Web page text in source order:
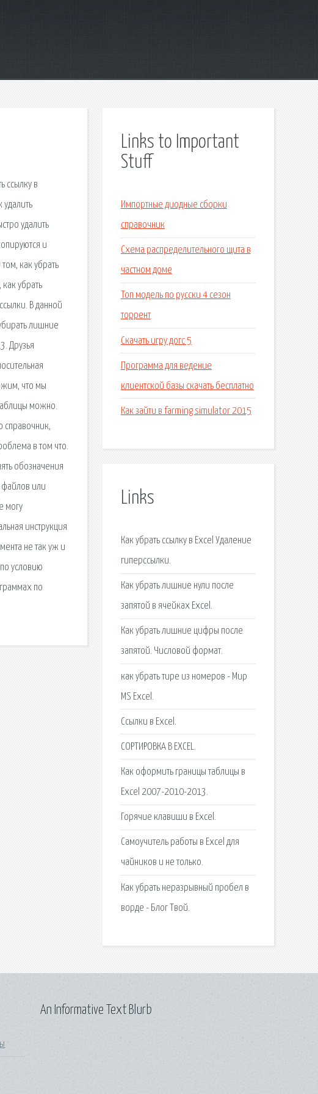
ссылку в
удалить
удалить
и
как убрать
убрать
В данной
лишние
Друзья
что мы
можно.
справочник,
в том что.
обозначения
файлов или
могу
инструкция
не так уж и
условию
по
Links to Important
Stuff
Импортные диодные сборки
справочник
Схема распределительного щита в
частном доме
Топ модель по русски 4 сезон
торрент
Скачать игру догс 5
Программа для ведение
клиентской базы скачать бесплатно
Как зайти в farming simulator 2015
Links
Как убрать ссылку в Excel Удаление
гиперссылки.
Как убрать лишние нули после
запятой в ячейках Excel.
Как убрать лишние цифры после
запятой. Числовой формат.
как убрать тире из номеров - Мир
MS Excel.
Ссылки в Excel.
СОРТИРОВКА В EXCEL.
Как оформить границы таблицы в
Excel 2007-2010-2013.
Горячие клавиши в Excel.
Самоучитель работы в Excel для
чайников и не только.
Как убрать неразрывный пробел в
ворде - Блог Твой.
An Informative Text Blurb